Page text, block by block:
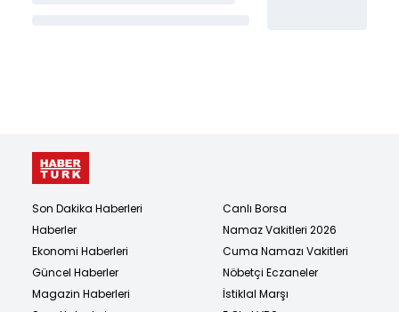
Son Dakika Haberleri
Haberler
Ekonomi Haberleri
Güncel Haberler
Magazin Haberleri
Canlı Borsa
Namaz Vakitleri 2026
Cuma Namazı Vakitleri
Nöbetçi Eczaneler
İstiklal Marşı